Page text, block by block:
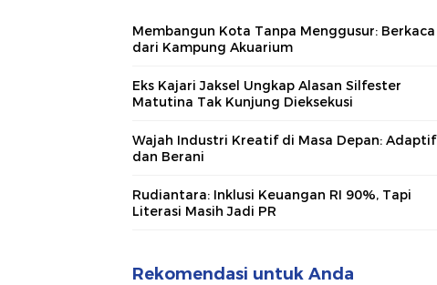
Membangun Kota Tanpa Menggusur: Berkaca
dari Kampung Akuarium
Eks Kajari Jaksel Ungkap Alasan Silfester
Matutina Tak Kunjung Dieksekusi
Wajah Industri Kreatif di Masa Depan: Adaptif
dan Berani
Rudiantara: Inklusi Keuangan RI 90%, Tapi
Literasi Masih Jadi PR
Rekomendasi untuk Anda